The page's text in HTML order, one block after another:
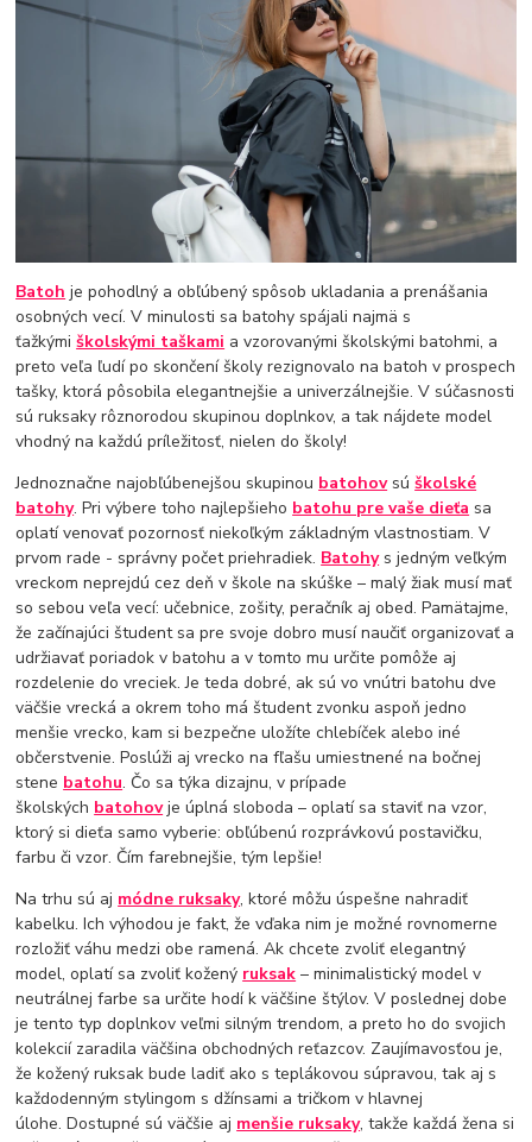
Batoh je pohodlný a obľúbený spôsob ukladania a prenášania
osobných vecí. V minulosti sa batohy spájali najmä s
ťažkýmiškolskými taškami a vzorovanými školskými batohmi, a
preto veľa ľudí po skončení školy rezignovalo na batoh v prospech
tašky, ktorá pôsobila elegantnejšie a univerzálnejšie. V súčasnosti
sú ruksaky rôznorodou skupinou doplnkov, a tak nájdete model
vhodný na každú príležitosť, nielen do školy!
Jednoznačne najobľúbenejšou skupinou batohovsúškolské
batohy. Pri výbere toho najlepšieho batohu pre vaše dieťa sa
oplatí venovať pozornosť niekoľkým základným vlastnostiam. V
prvom rade - správny počet priehradiek. Batohys jedným veľkým
vreckom neprejdú cez deň v škole na skúške – malý žiak musí mať
so sebou veľa vecí: učebnice, zošity, peračník aj obed. Pamätajme,
že začínajúci študent sa pre svoje dobro musí naučiť organizovať a
udržiavať poriadok v batohu a v tomto mu určite pomôže aj
rozdelenie do vreciek. Je teda dobré, ak sú vo vnútri batohu dve
väčšie vrecká a okrem toho má študent zvonku aspoň jedno
menšie vrecko, kam si bezpečne uložíte chlebíček alebo iné
občerstvenie. Poslúži aj vrecko na fľašu umiestnené na bočnej
stene batohu. Čo sa týka dizajnu, v prípade
školských batohovje úplná sloboda – oplatí sa staviť na vzor, ​​
ktorý si dieťa samo vyberie: obľúbenú rozprávkovú postavičku,
farbu či vzor. Čím farebnejšie, tým lepšie!
Na trhu sú aj módne ruksaky, ktoré môžu úspešne nahradiť
kabelku. Ich výhodou je fakt, že vďaka nim je možné rovnomerne
rozložiť váhu medzi obe ramená. Ak chcete zvoliť elegantný
model, oplatí sa zvoliť kožený ruksak – minimalistický model v
neutrálnej farbe sa určite hodí k väčšine štýlov. V poslednej dobe
je tento typ doplnkov veľmi silným trendom, a preto ho do svojich
kolekcií zaradila väčšina obchodných reťazcov. Zaujímavosťou je,
že kožený ruksak bude ladiť ako s teplákovou súpravou, tak aj s
každodenným stylingom s džínsami a tričkom v hlavnej
úlohe. Dostupné sú väčšie aj menšie ruksaky, takže každá žena si